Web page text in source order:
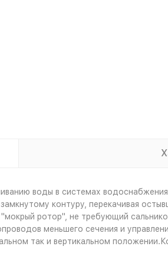
воды в системах
контуру, перекачивая
ротор", не требующий
меньшего сечения и
так и вертикальном